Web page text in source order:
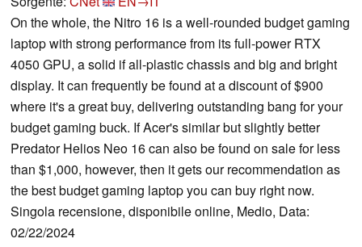
On the whole, the Nitro 16 is a well-rounded budget gaming
laptop with strong performance from its full-power RTX
4050 GPU, a solid if all-plastic chassis and big and bright
display. It can frequently be found at a discount of $900
where it's a great buy, delivering outstanding bang for your
budget gaming buck. If Acer's similar but slightly better
Predator Helios Neo 16 can also be found on sale for less
than $1,000, however, then it gets our recommendation as
the best budget gaming laptop you can buy right now.
Singola recensione, disponibile online, Medio, Data:
02/22/2024